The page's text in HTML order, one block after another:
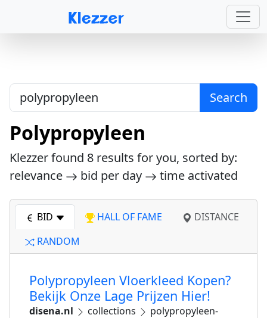
Search
Polypropyleen
Klezzer found 8 results for you, sorted by:
relevance
bid per day time activated
BID HALL OF FAME
DISTANCE
RANDOM
Polypropyleen Vloerkleed Kopen?
Bekijk Onze Lage Prijzen Hier!
disena.nl collections
polypropyleen-